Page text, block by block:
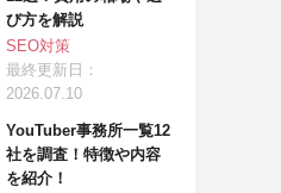
び方を解説
SEO対策
最終更新日：
2026.07.10
YouTuber事務所一覧12
社を調査！特徴や内容
を紹介！